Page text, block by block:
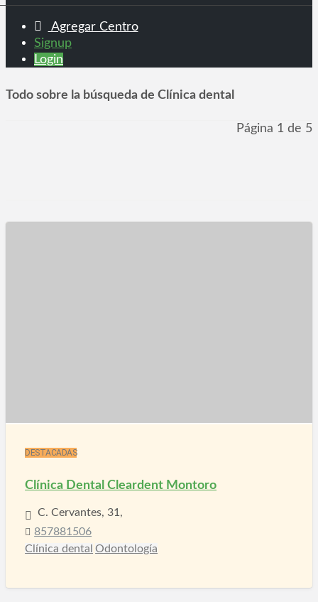
Agregar Centro
Signup
Login
Todo sobre la búsqueda de Clínica dental
Página 1 de 5
DESTACADAS
Clínica Dental Cleardent Montoro
C. Cervantes, 31,
857881506
Clínica dental Odontología